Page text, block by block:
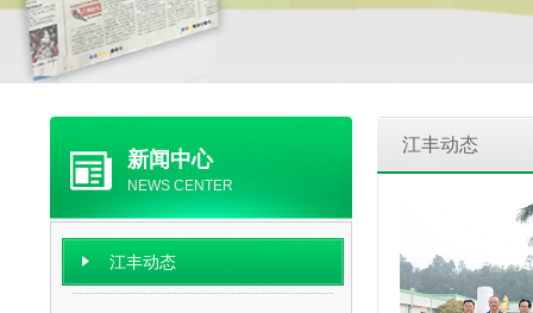
新闻中心
NEWS CENTER
江丰动态
江丰动态
农业农村
发布时间：
1月13日上午